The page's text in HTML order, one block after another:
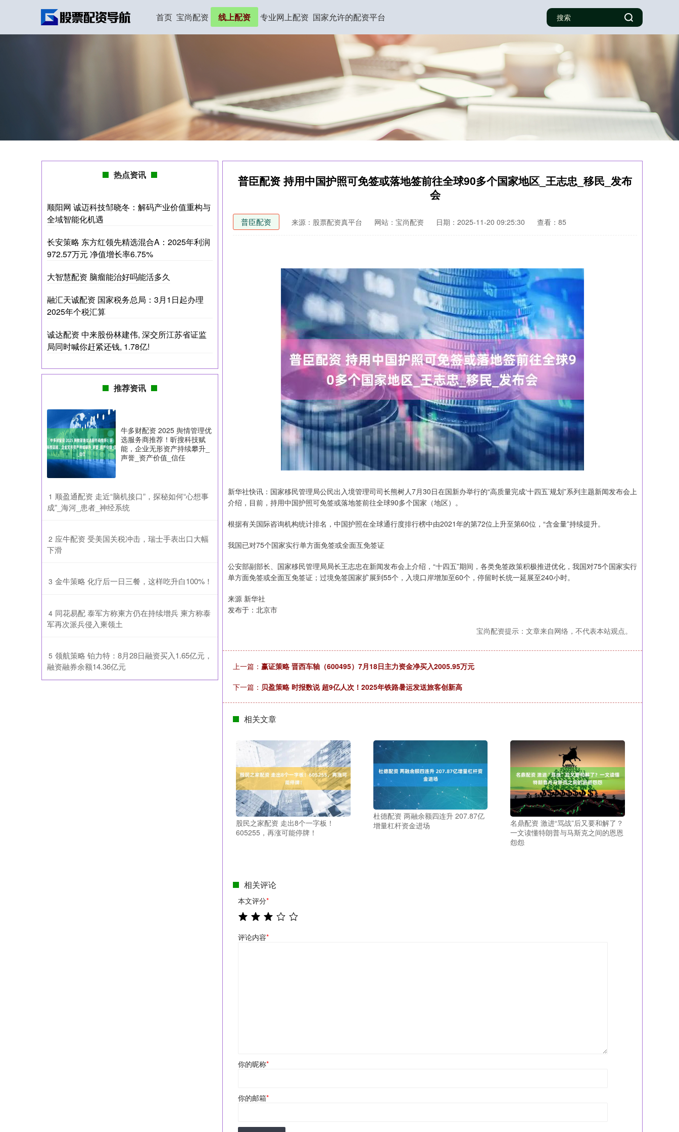
首页 宝尚配资 线上配资 专业网上配资 国家允许的配资平台
普臣配资 持用中国护照可免签或落地签前往全球90多个国家地区_王志忠_移民_发布
会
普臣配资 来源：股票配资真平台 网站：宝尚配资 日期：2025-11-20 09:25:30 查看：85
新华社快讯：国家移民管理局公民出入境管理司司长熊树人7月30日在国新办举行的“高质量完成‘十四五’规划”系列主题新闻发布会上
介绍，目前，持用中国护照可免签或落地签前往全球90多个国家（地区）。
根据有关国际咨询机构统计排名，中国护照在全球通行度排行榜中由2021年的第72位上升至第60位，“含金量”持续提升。
我国已对75个国家实行单方面免签或全面互免签证
公安部副部长、国家移民管理局局长王志忠在新闻发布会上介绍，“十四五”期间，各类免签政策积极推进优化，我国对75个国家实行
单方面免签或全面互免签证；过境免签国家扩展到55个，入境口岸增加至60个，停留时长统一延展至240小时。
来源 新华社
发布于：北京市
宝尚配资提示：文章来自网络，不代表本站观点。
上一篇： 赢证策略 晋西车轴（600495）7月18日主力资金净买入2005.95万元
下一篇： 贝盈策略 时报数说 超9亿人次！2025年铁路暑运发送旅客创新高
相关文章
股民之家配资 走出8个一字板！
605255，再涨可能停牌！
杜德配资 两融余额四连升 207.87亿
增量杠杆资金进场
名鼎配资 激进“骂战”后又要和解了？
一文读懂特朗普与马斯克之间的恩恩
怨怨
相关评论
本文评分*
评论内容*
你的昵称*
你的邮箱*
热点资讯
顺阳网 诚迈科技邹晓冬：解码产业价值重构与
全域智能化机遇
长安策略 东方红领先精选混合A：2025年利润
972.57万元 净值增长率6.75%
大智慧配资 脑瘤能治好吗能活多久
融汇天诚配资 国家税务总局：3月1日起办理
2025年个税汇算
诚达配资 中来股份林建伟, 深交所江苏省证监
局同时喊你赶紧还钱, 1.78亿!
推荐资讯
牛多财配资 2025 舆情管理优
选服务商推荐！昕搜科技赋
能，企业无形资产持续攀升_
声誉_资产价值_信任
1 ​顺盈通配资 走近“脑机接口”，探秘如何“心想事
成”_海河_患者_神经系统
2 ​应牛配资 受美国关税冲击，瑞士手表出口大幅
下滑
3 ​金牛策略 化疗后一日三餐，这样吃升白100%！
4 ​同花易配 泰军方称柬方仍在持续增兵 柬方称泰
军再次派兵侵入柬领土
5 ​领航策略 铂力特：8月28日融资买入1.65亿元，
融资融券余额14.36亿元